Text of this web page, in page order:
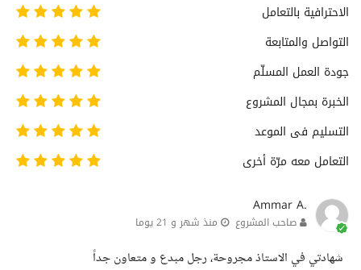
الاحترافية بالتعامل
التواصل والمتابعة
جودة العمل المسلّم
الخبرة بمجال المشروع
التسليم فى الموعد
التعامل معه مرّة أخرى
Ammar A.
صاحب المشروع منذ شهر و 21 يوما
شهادتي في الاستاذ مجروحة، رجل مبدع و متعاون جداً